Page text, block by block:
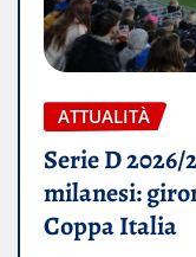
ATTUALITÀ
Serie D 2026/
milanesi:
Coppa Italia